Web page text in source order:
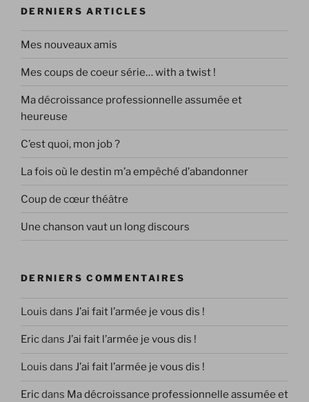
DERNIERS ARTICLES
Mes nouveaux amis
Mes coups de coeur série… with a twist !
Ma décroissance professionnelle assumée et
heureuse
C’est quoi, mon job ?
La fois où le destin m’a empêché d’abandonner
Coup de cœur théâtre
Une chanson vaut un long discours
DERNIERS COMMENTAIRES
Louis dans J’ai fait l’armée je vous dis !
Ericdans J’ai fait l’armée je vous dis !
Louis dans J’ai fait l’armée je vous dis !
Ericdans Ma décroissance professionnelle assumée et